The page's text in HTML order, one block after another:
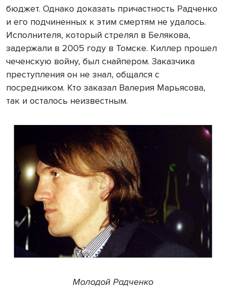
бюджет. Однако доказать причастность Радченко
и его подчиненных к этим смертям не удалось.
Исполнителя, который стрелял в Белякова,
задержали в 2005 году в Томске. Киллер прошел
чеченскую войну, был снайпером. Заказчика
преступления он не знал, общался с
посредником. Кто заказал Валерия Марьясова,
так и осталось неизвестным.
Молодой Радченко